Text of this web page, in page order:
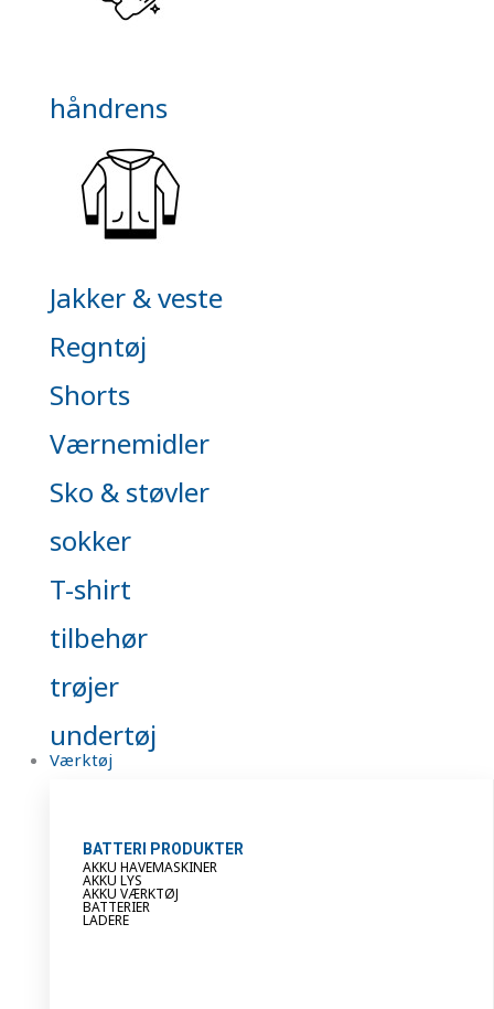
håndrens
Jakker & veste
Regntøj
Shorts
Værnemidler
Sko & støvler
sokker
T-shirt
tilbehør
trøjer
undertøj
Værktøj
BATTERI PRODUKTER
AKKU HAVEMASKINER
AKKU LYS
AKKU VÆRKTØJ
BATTERIER
LADERE